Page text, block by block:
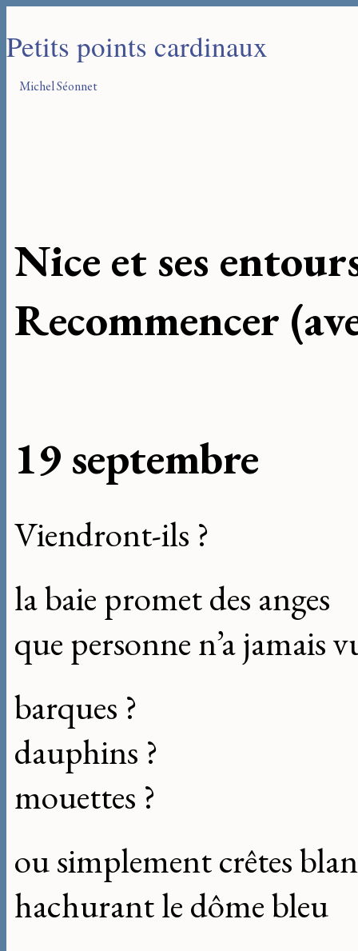
Petits points cardinaux
Michel Séonnet
Nice et ses
Recommencer
19 septembre
Viendront-ils ?
la baie promet des anges
que personne n’a jamais
barques ?
dauphins ?
mouettes ?
ou simplement crêtes
hachurant le dôme bleu